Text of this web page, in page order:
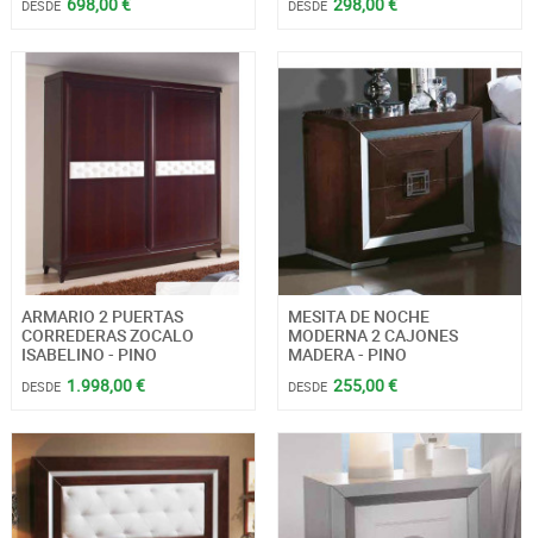
DESDE DESDE
ARMARIO 2 PUERTAS
CORREDERAS ZOCALO
ISABELINO - PINO
DESDE 1.998,00 €
MESITA DE NOCHE
MODERNA 2 CAJONES
MADERA - PINO
DESDE 255,00 €